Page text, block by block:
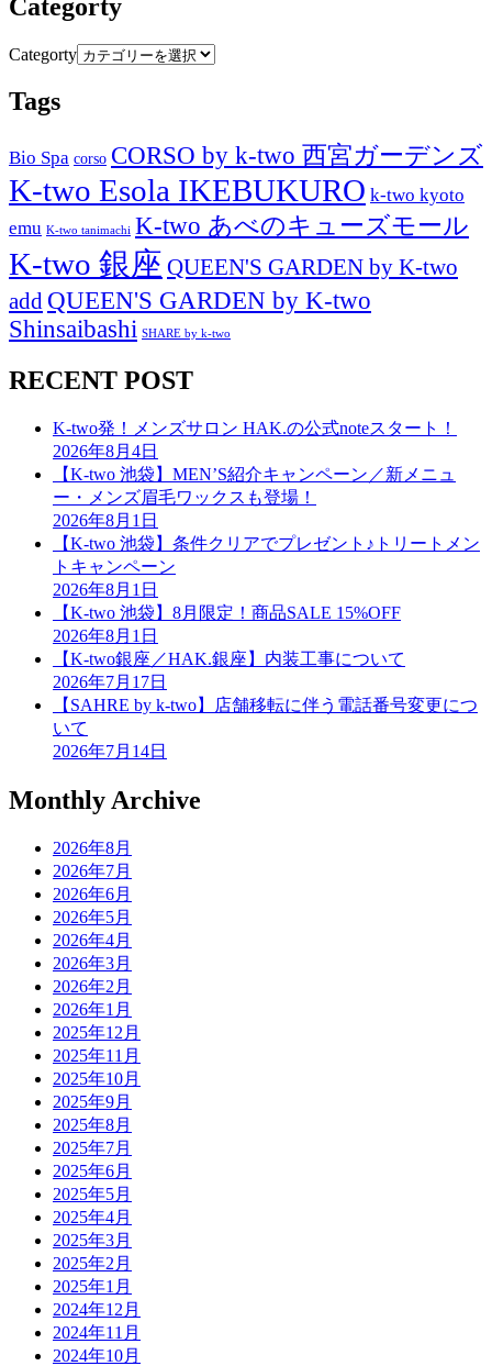
Categorty
Categorty
Tags
Bio Spa corso CORSO by k-two 西宮ガーデンズ
K-two Esola IKEBUKURO k-two kyoto
emu K-two tanimachi K-two あべのキューズモール
K-two 銀座 QUEEN'S GARDEN by K-two
add QUEEN'S GARDEN by K-two
Shinsaibashi SHARE by k-two
RECENT POST
K-two発！メンズサロン HAK.の公式noteスタート！
2026年8月4日
【K-two 池袋】MEN’S紹介キャンペーン／新メニュ
ー・メンズ眉毛ワックスも登場！
2026年8月1日
【K-two 池袋】条件クリアでプレゼント♪トリートメン
トキャンペーン
2026年8月1日
【K-two 池袋】8月限定！商品SALE 15%OFF
2026年8月1日
【K-two銀座／HAK.銀座】内装工事について
2026年7月17日
【SAHRE by k-two】店舗移転に伴う電話番号変更につ
いて
2026年7月14日
Monthly Archive
2026年8月
2026年7月
2026年6月
2026年5月
2026年4月
2026年3月
2026年2月
2026年1月
2025年12月
2025年11月
2025年10月
2025年9月
2025年8月
2025年7月
2025年6月
2025年5月
2025年4月
2025年3月
2025年2月
2025年1月
2024年12月
2024年11月
2024年10月